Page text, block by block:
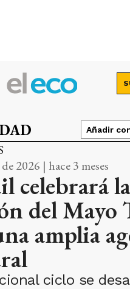
Añadir
2026 | hace 3 meses
celebrará
del Mayo
amplia
ciclo se